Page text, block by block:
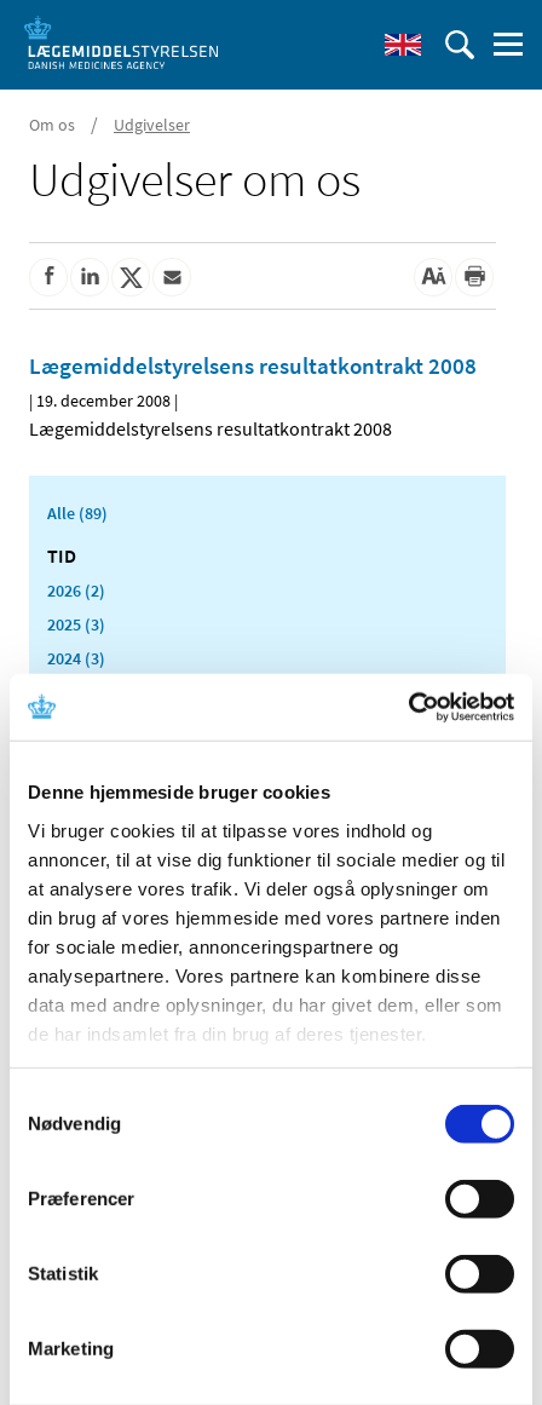
Denne hjemmeside bruger cookies
Vi bruger cookies til at tilpasse vores indhold og
annoncer, til at vise dig funktioner til sociale medier og til
at analysere vores trafik. Vi deler også oplysninger om
din brug af vores hjemmeside med vores partnere inden
for sociale medier, annonceringspartnere og
analysepartnere. Vores partnere kan kombinere disse
data med andre oplysninger, du har givet dem, eller som
de har indsamlet fra din brug af deres tjenester.
Nødvendig
Præferencer
Statistik
Marketing
Om os / Udgivelser
Udgivelser om os
Lægemiddelstyrelsens resultatkontrakt 2008
| 19. december 2008 |
Lægemiddelstyrelsens resultatkontrakt 2008
Alle (89)
TID
2026 (2)
2025 (3)
2024 (3)
2022 (1)
2020 (1)
2019 (4)
2018 (5)
2017 (7)
2016 (10)
2014 (8)
2013 (9)
2012 (7)
2010 (1)
2008 (3)
september (1)
2006 (2)